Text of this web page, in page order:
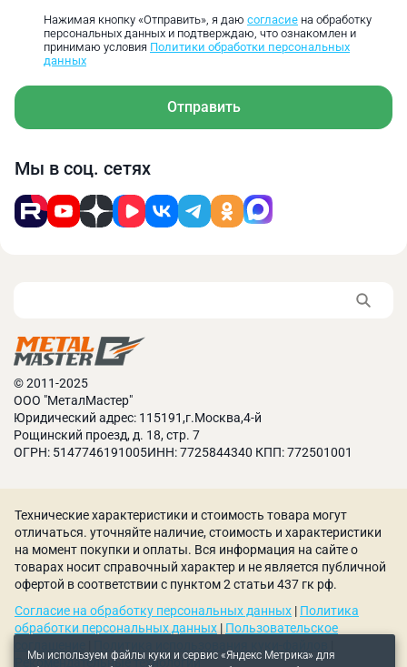
Нажимая кнопку «Отправить», я даю согласие на обработку
персональных данных и подтверждаю, что ознакомлен и
принимаю условия Политики обработки персональных
данных
Отправить
Мы в соц. сетях
© 2011-2025
ООО "МеталМастер"
Юридический адрес: 115191,г.Москва,4-й
Рощинский проезд, д. 18, стр. 7
ОГРН: 5147746191005ИНН: 7725844340 КПП: 772501001
Мы используем файлы куки и сервис «Яндекс Метрика» для
Технические характеристики и стоимость товара могут
отличаться. уточняйте наличие, стоимость и характеристики
на момент покупки и оплаты. Вся информация на сайте о
товарах носит справочный характер и не является публичной
офертой в соответствии с пунктом 2 статьи 437 гк рф.
Согласие на обработку персональных данных | Политика
обработки персональных данных | Пользовательское
Рекомендательные технологии